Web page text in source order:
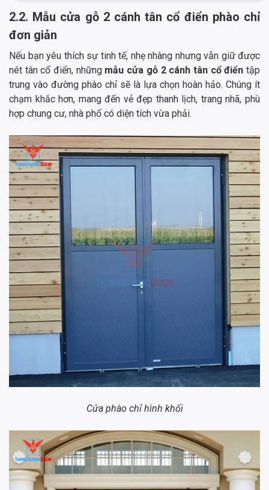
2.2. Mẫu cửa gỗ 2 cánh tân cổ điển phào chỉ
đơn giản
Nếu bạn yêu thích sự tinh tế, nhẹ nhàng nhưng vẫn giữ được
nét tân cổ điển, những mẫu cửa gỗ 2 cánh tân cổ điểntập
trung vào đường phào chỉ sẽ là lựa chọn hoàn hảo. Chúng ít
chạm khắc hơn, mang đến vẻ đẹp thanh lịch, trang nhã, phù
hợp chung cư, nhà phố có diện tích vừa phải.
Cửa phào chỉ hình khối